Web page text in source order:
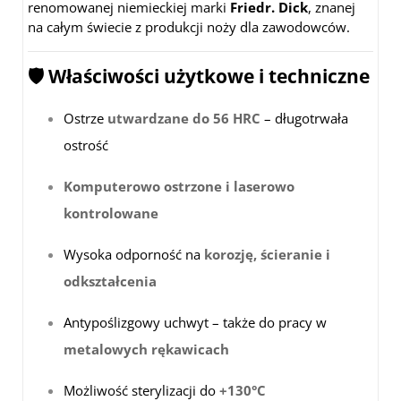
renomowanej niemieckiej marki Friedr. Dick, znanej
na całym świecie z produkcji noży dla zawodowców.
🛡️ Właściwości użytkowe i techniczne
Ostrze utwardzane do 56 HRC – długotrwała
ostrość
Komputerowo ostrzone i laserowo
kontrolowane
Wysoka odporność na korozję, ścieranie i
odkształcenia
Antypoślizgowy uchwyt – także do pracy w
metalowych rękawicach
Możliwość sterylizacji do +130°C